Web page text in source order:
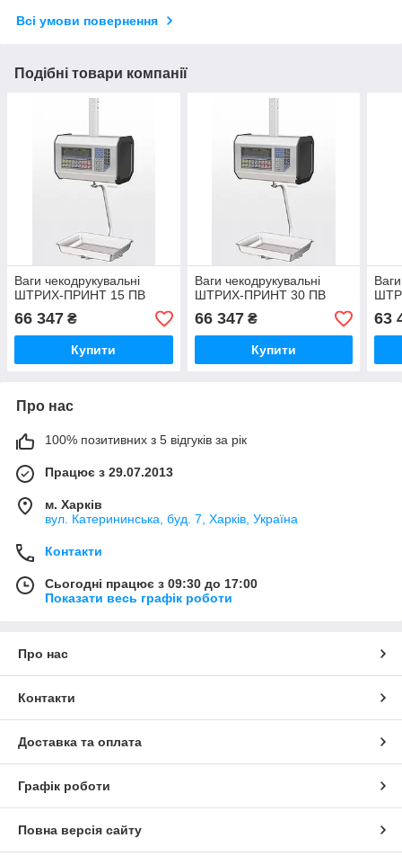
Всі умови повернення
Подібні товари компанії
Ваги чекодрукувальні
ШТРИХ-ПРИНТ 15 ПВ
66 347 ₴
Купити
Ваги чекодрукувальні
ШТРИХ-ПРИНТ 30 ПВ
66 347₴
Купити
63
Про нас
100% позитивних з 5 відгуків за рік
Працює з 29.07.2013
м. Харків
вул. Катерининська, буд. 7, Харків, Україна
Контакти
Сьогодні працює з 09:30 до 17:00
Показати весь графік роботи
Про нас
Контакти
Доставка та оплата
Графік роботи
Повна версія сайту